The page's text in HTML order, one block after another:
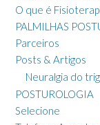
O que é
PALMILHAS
Parceiros
Posts & Artigos
Neuralgia do
POSTUROLOGIA
Selecione